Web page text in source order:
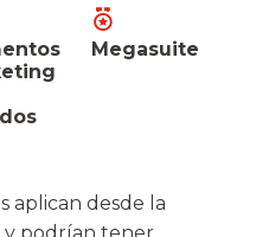
Megasuite
aplican desde la